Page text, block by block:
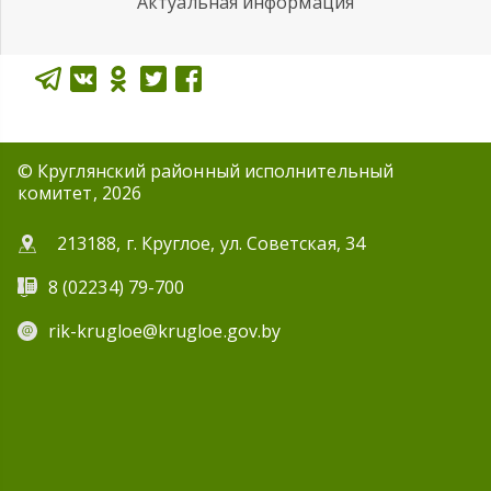
© Круглянский районный исполнительный
комитет, 2026
213188, г. Круглое, ул. Советская, 34
8 (02234) 79-700
rik-krugloe@krugloe.gov.by